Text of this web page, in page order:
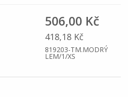
506,00 Kč
418,18 Kč
819203-TM.MODRÝ
LEM/1/XS